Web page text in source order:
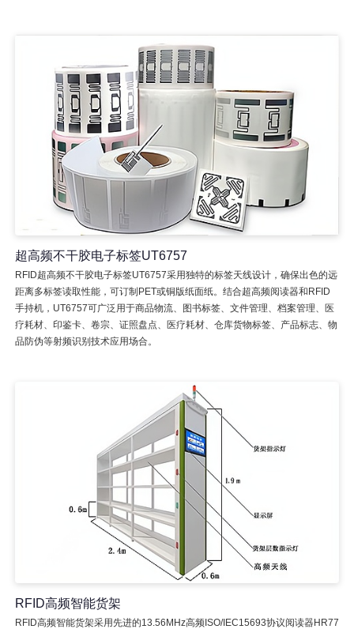
超高频不干胶电子标签UT6757
RFID超高频不干胶电子标签UT6757采用独特的标签天线设计，确保出色的远
距离多标签读取性能，可订制PET或铜版纸面纸。结合超高频阅读器和RFID
手持机，UT6757可广泛用于商品物流、图书标签、文件管理、档案管理、医
疗耗材、印鉴卡、卷宗、证照盘点、医疗耗材、仓库货物标签、产品标志、物
品防伪等射频识别技术应用场合。
RFID高频智能货架
RFID高频智能货架采用先进的13.56MHz高频ISO/IEC15693协议阅读器HR77